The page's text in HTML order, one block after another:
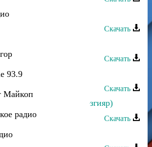
93.9
Майкоп
радио
Скачать
Скачать
- Новая
Скачать
- Новая лезгинка (лезгияр)
Скачать
- Новая студентка